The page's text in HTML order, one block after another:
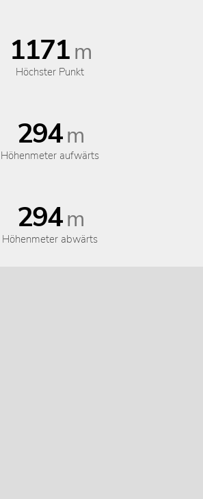
1171m
Höchster Punkt
294m
Höhenmeter aufwärts
294m
Höhenmeter abwärts